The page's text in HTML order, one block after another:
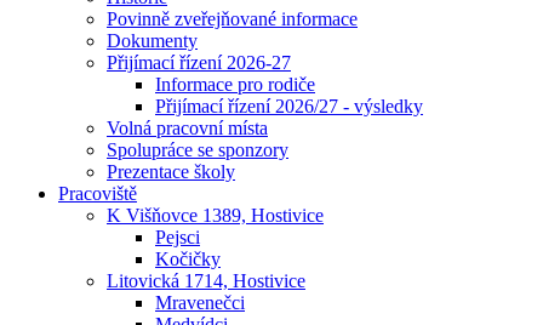
Povinně zveřejňované informace
Dokumenty
Přijímací řízení 2026-27
Informace pro rodiče
Přijímací řízení 2026/27 - výsledky
Volná pracovní místa
Spolupráce se sponzory
Prezentace školy
Pracoviště
K Višňovce 1389, Hostivice
Pejsci
Kočičky
Litovická 1714, Hostivice
Mravenečci